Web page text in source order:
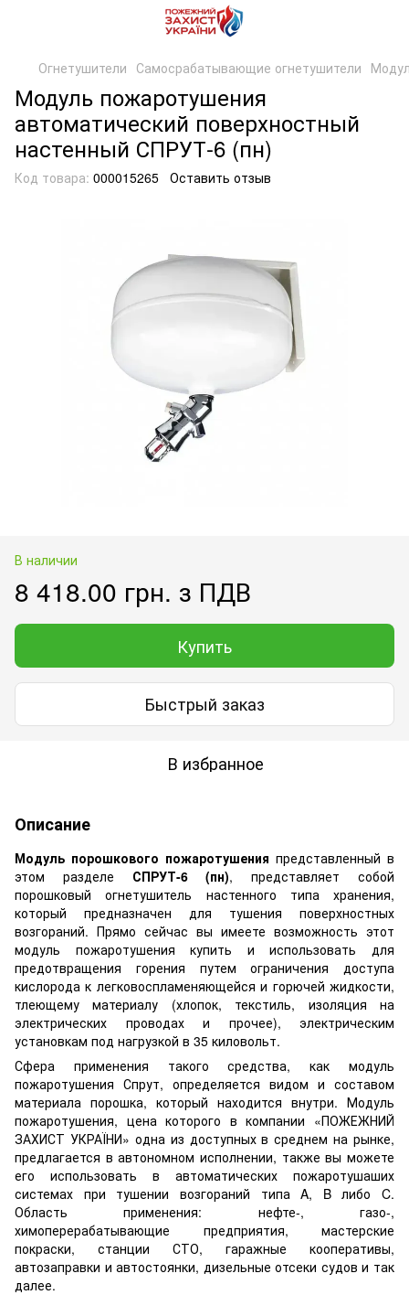
Огнетушители Самосрабатывающие огнетушители
Модуль пожаротушения
автоматический поверхностный
настенный СПРУТ-6 (пн)
Код товара: 000015265 Оставить отзыв
В наличии
8 418.00 грн. з ПДВ
Купить
Быстрый заказ
В избранное
Описание
Модуль порошкового пожаротушения представленный в
этом разделе СПРУТ-6 (пн), представляет собой
порошковый огнетушитель настенного типа хранения,
который предназначен для тушения поверхностных
возгораний. Прямо сейчас вы имеете возможность этот
модуль пожаротушения купить и использовать для
предотвращения горения путем ограничения доступа
кислорода к легковоспламеняющейся и горючей жидкости,
тлеющему материалу (хлопок, текстиль, изоляция на
электрических проводах и прочее), электрическим
установкам под нагрузкой в 35 киловольт.
Сфера применения такого средства, как модуль
пожаротушения Спрут, определяется видом и составом
материала порошка, который находится внутри. Модуль
пожаротушения, цена которого в компании «ПОЖЕЖНИЙ
ЗАХИСТ УКРАЇНИ» одна из доступных в среднем на рынке,
предлагается в автономном исполнении, также вы можете
его использовать в автоматических пожаротушаших
системах при тушении возгораний типа A, B либо C.
Область применения: нефте-, газо-,
химоперерабатывающие предприятия, мастерские
покраски, станции СТО, гаражные кооперативы,
автозаправки и автостоянки, дизельные отсеки судов и так
далее.